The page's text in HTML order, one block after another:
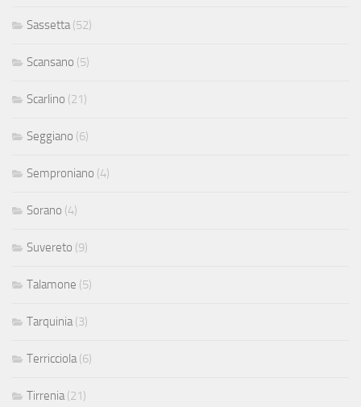
Sassetta (52)
Scansano (5)
Scarlino (21)
Seggiano (6)
Semproniano (4)
Sorano (4)
Suvereto (9)
Talamone (5)
Tarquinia (3)
Terricciola (6)
Tirrenia (21)